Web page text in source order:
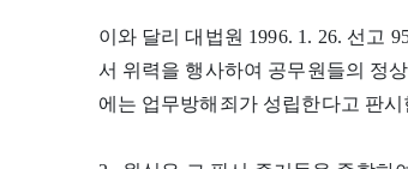
이와 달리 대법원 1996. 1. 26. 선고
서 위력을 행사하여 공무원들의 정
에는 업무방해죄가 성립한다고 판